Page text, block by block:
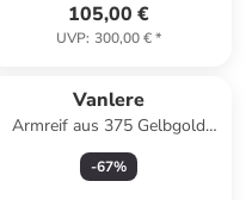
105,00 €
UVP: 300,00 €*
Vanlere
Armreif aus 375 Gelbgold
gedreht
-67%